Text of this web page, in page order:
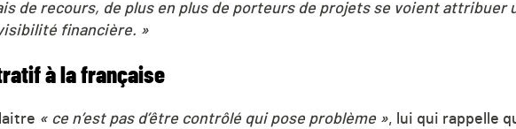
de recours, de plus en plus de porteurs de projets se voient attribuer
financière. »
à la française
« ce n’est pas d’être contrôlé qui pose problème », lui qui rappelle